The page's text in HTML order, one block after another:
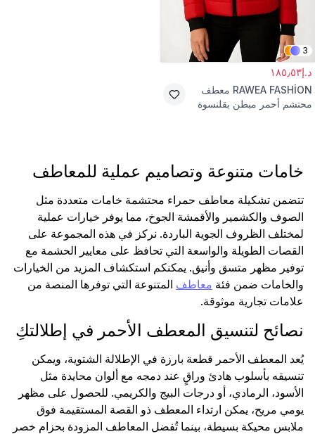
3
د.إ١٨٥٫٥٣
RAWEA FASHİON معطف
محتشم أحمر مبطن بقلنسوة
خامات متنوعة وتصاميم عملية للمعاطف
تتضمن تشكيلة معاطف حمراء محتشمة خامات متعددة مثل
الصوف والكشمير والأقمشة الجوخ، مما يوفر خيارات عملية
لمختلف الظروف الجوية الباردة. نركز في هذه المجموعة على
القصات الطويلة والواسعة التي تحافظ على معايير الحشمة مع
توفير مظهر متسق وأنيق. يمكنكم استكشاف المزيد من الخيارات
والخامات ضمن فئة معاطف المتنوعة التي توفرها المنصة من
علامات تجارية موثوقة.
نصائح لتنسيق المعطف الأحمر في إطلالتكِ
يُعد المعطف الأحمر قطعة بارزة في الإطلالة الشتوية، ويمكن
تنسيقه بأسلوب هادئ وراقٍ عند دمجه مع ألوان محايدة مثل
الأسود، الرمادي، أو درجات البيج والكريمي. للحصول على مظهر
يومي مريح، يمكن ارتداء المعطف ذو القصة المستقيمة فوق
ملابس محيكة بسيطة، بينما تُفضل المعاطف المزودة بحزام خصر